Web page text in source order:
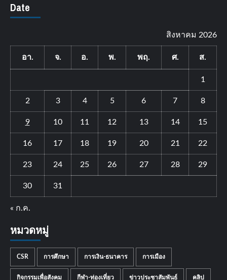
Date
สิงหาคม 2026
อา. จ. อ. พ. พฤ. ศ. ส.
1
2 3 4 5 6 7 8
9 10 11 12 13 14 15
16 17 18 19 20 21 22
23 24 25 26 27 28 29
30 31
« ก.ค.
หมวดหมู่
CSR การศึกษา การเงิน-ธนาคาร การเมือง
กิจกรรมเพื่อสังคม กีฬา-ท่องเที่ยว ข่าวประชาสัมพันธ์ คลิป